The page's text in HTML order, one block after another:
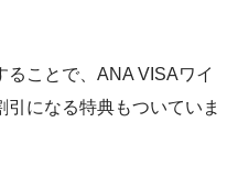
ることで、ANA VISAワイ
引になる特典もついていま